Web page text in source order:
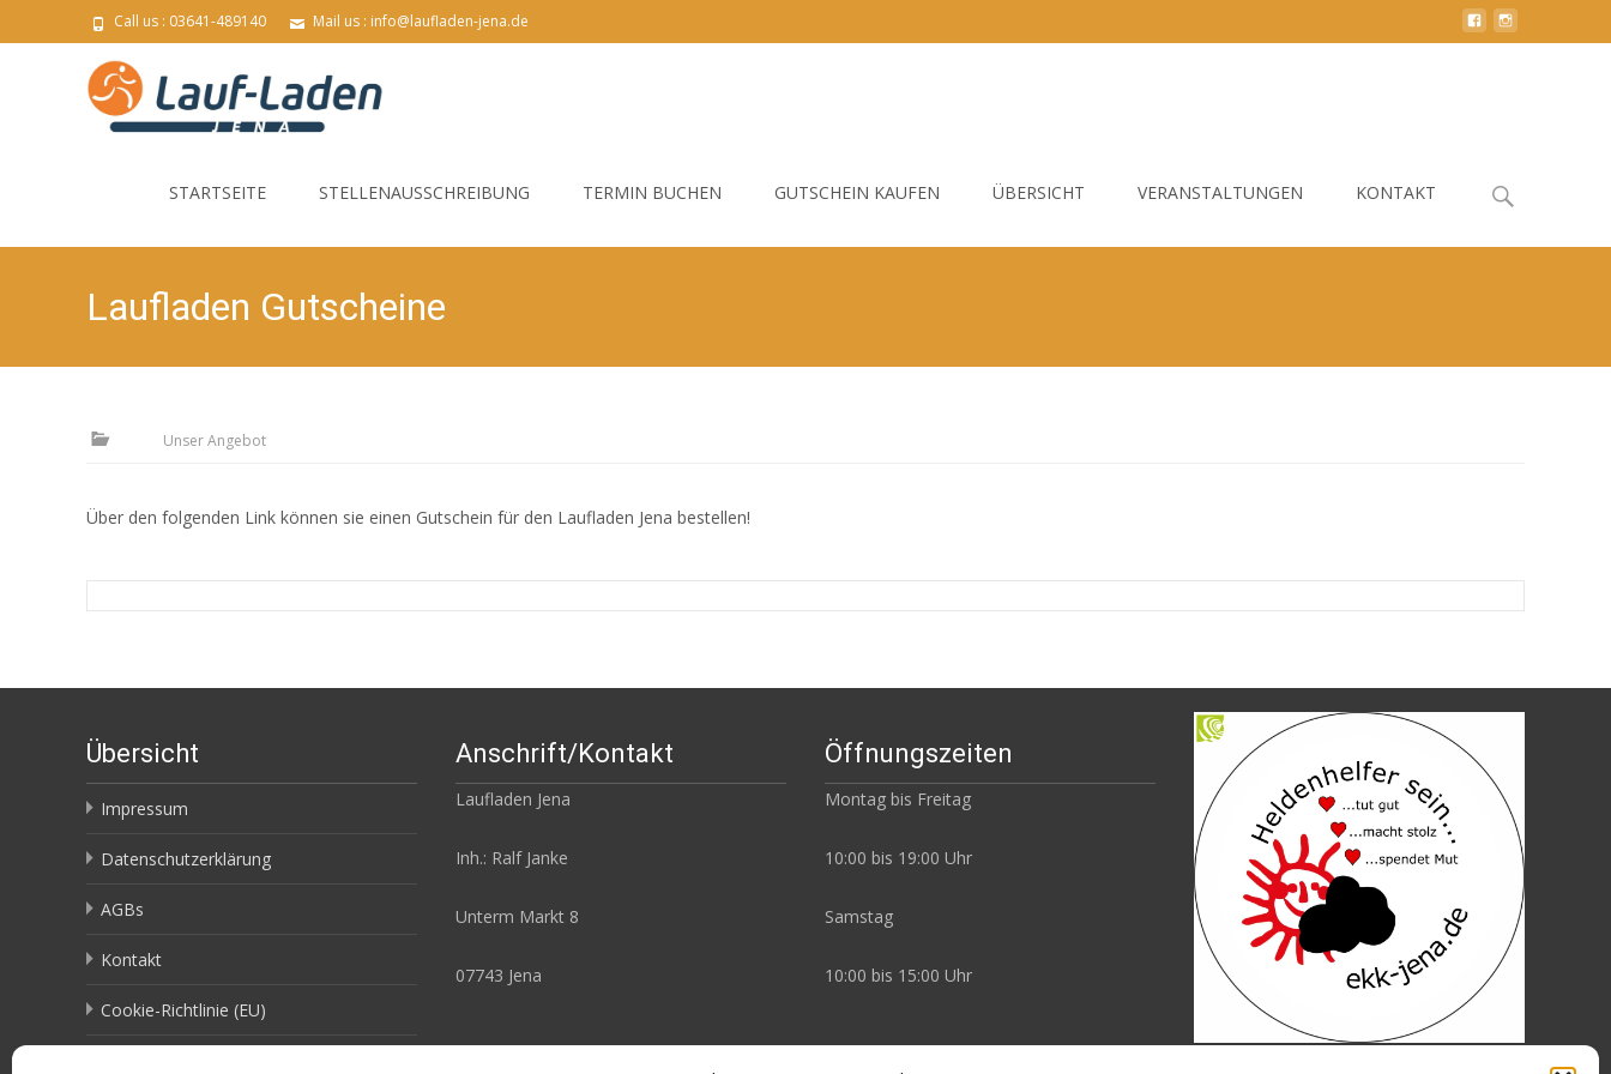
Call us : 03641-489140 Mail us : info@laufladen-jena.de
STARTSEITE STELLENAUSSCHREIBUNG TERMIN BUCHEN GUTSCHEIN KAUFEN ÜBERSICHT VERANSTALTUNGEN KONTAKT
Search
Laufladen Gutscheine
Unser Angebot
Über den folgenden Link können sie einen Gutschein für den Laufladen Jena bestellen!
Übersicht
Impressum
Datenschutzerklärung
AGBs
Kontakt
Cookie-Richtlinie (EU)
Anschrift/Kontakt
Laufladen Jena
Inh.: Ralf Janke
Unterm Markt 8
07743 Jena
Öffnungszeiten
Montag bis Freitag
10:00 bis 19:00 Uhr
Samstag
10:00 bis 15:00 Uhr